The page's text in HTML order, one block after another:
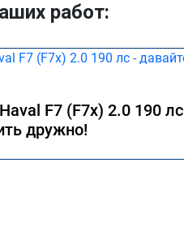
работ:
F7 (F7x) 2.0 190 лс
дружно!